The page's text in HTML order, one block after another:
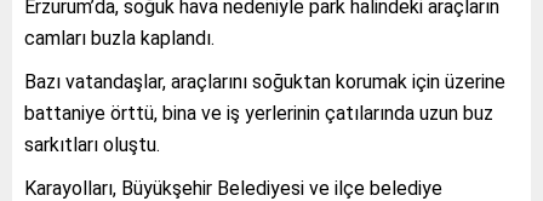
Erzurum’da, soğuk hava nedeniyle park halindeki araçların
camları buzla kaplandı.
Bazı vatandaşlar, araçlarını soğuktan korumak için üzerine
battaniye örttü, bina ve iş yerlerinin çatılarında uzun buz
sarkıtları oluştu.
Karayolları, Büyükşehir Belediyesi ve ilçe belediye